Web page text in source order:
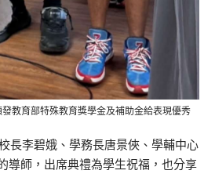
教育部特殊教育獎學金及補助金給表現優秀
長李碧娥、學務長唐景俠、學輔中心
導師，出席典禮為學生祝福，也分享